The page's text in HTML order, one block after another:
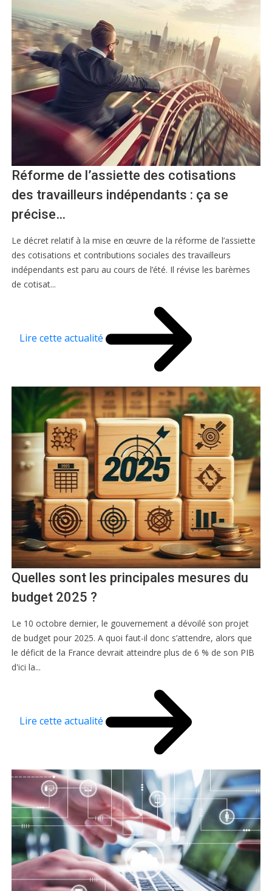
Réforme de l’assiette des cotisations
des travailleurs indépendants : ça se
précise…
Le décret relatif à la mise en œuvre de la réforme de l’assiette
des cotisations et contributions sociales des travailleurs
indépendants est paru au cours de l’été. Il révise les barèmes
de cotisat...
Lire cette actualité
Quelles sont les principales mesures du
budget 2025 ?
Le 10 octobre dernier, le gouvernement a dévoilé son projet
de budget pour 2025. A quoi faut-il donc s’attendre, alors que
le déficit de la France devrait atteindre plus de 6 % de son PIB
d'ici la...
Lire cette actualité